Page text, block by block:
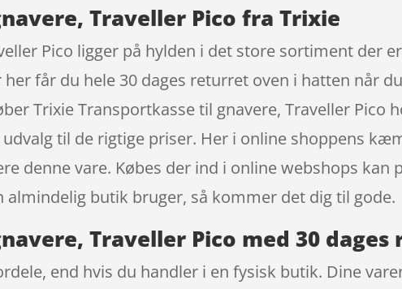
Traveller Pico fra Trixie
Pico ligger på hylden i det store sortiment der
får du hele 30 dages returret oven i hatten når
Trixie Transportkasse til gnavere, Traveller Pico
til de rigtige priser. Her i online shoppens
denne vare. Købes der ind i online webshops kan
butik bruger, så kommer det dig til gode.
Traveller Pico med 30
end hvis du handler i en fysisk butik. Dine